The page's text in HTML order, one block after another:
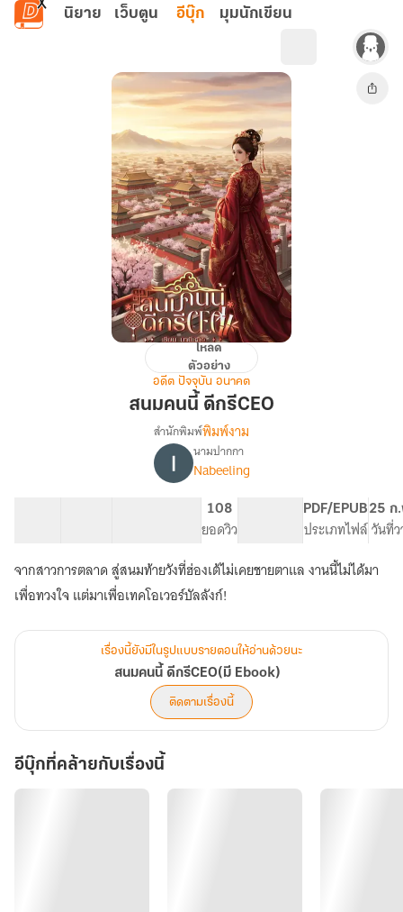
ข้ามไปยังเนื้อหาหลัก
นิยาย เว็บตูน อีบุ๊ก มุมนักเขียน
โหลด
ตัวอย่าง
อดีต ปัจจุบัน อนาคต
สนมคนนี้ ดีกรีCEO
เรื่อง
สนม
คน
นี้
ดีกรีCEO(มี
Ebook)
สำนักพิมพ์พิมพ์งาม
นามปากกา
Nabeeling
108
ยอดวิว
PDF/EPUB
ประเภทไฟล์
25 ก
วันที่
จากสาวการตลาด สู่สนมท้ายวังที่ฮ่องเต้ไม่เคยชายตาแล งานนี้ไม่ได้มา
เพื่อทวงใจ แต่มาเพื่อเทคโอเวอร์บัลลังก์!
เรื่องนี้ยังมีในรูปแบบรายตอนให้อ่านด้วยนะ
สนมคนนี้ ดีกรีCEO(มี Ebook)
ติดตามเรื่องนี้
อีบุ๊กที่คล้ายกับเรื่องนี้